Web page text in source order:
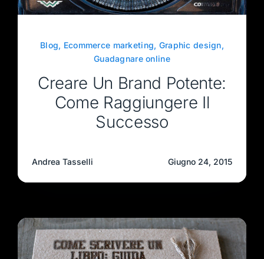
Blog, Ecommerce marketing, Graphic design,
Guadagnare online
Creare Un Brand Potente:
Come Raggiungere Il
Successo
Andrea Tasselli Giugno 24, 2015